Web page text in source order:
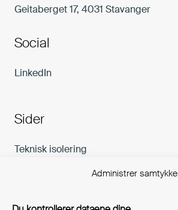
Administrer samtykke
Geitaberget 17, 4031 Stavanger
Social
LinkedIn
Sider
Teknisk isolering
Bærekraft